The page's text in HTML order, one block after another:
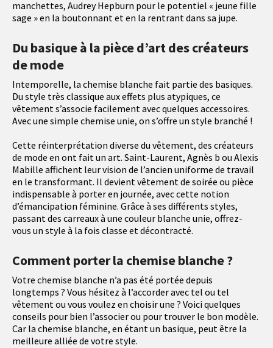
manchettes, Audrey Hepburn pour le potentiel « jeune fille
sage » en la boutonnant et en la rentrant dans sa jupe.
Du basique à la pièce d’art des créateurs
de mode
Intemporelle, la chemise blanche fait partie des basiques.
Du style très classique aux effets plus atypiques, ce
vêtement s’associe facilement avec quelques accessoires.
Avec une simple chemise unie, on s’offre un style branché !
Cette réinterprétation diverse du vêtement, des créateurs
de mode en ont fait un art. Saint-Laurent, Agnès b ou Alexis
Mabille affichent leur vision de l’ancien uniforme de travail
en le transformant. Il devient vêtement de soirée ou pièce
indispensable à porter en journée, avec cette notion
d’émancipation féminine. Grâce à ses différents styles,
passant des carreaux à une couleur blanche unie, offrez-
vous un style à la fois classe et décontracté.
Comment porter la chemise blanche ?
Votre chemise blanche n’a pas été portée depuis
longtemps ? Vous hésitez à l’accorder avec tel ou tel
vêtement ou vous voulez en choisir une ? Voici quelques
conseils pour bien l’associer ou pour trouver le bon modèle.
Car la chemise blanche, en étant un basique, peut être la
meilleure alliée de votre style.